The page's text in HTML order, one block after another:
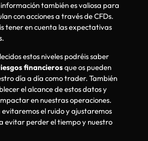
también es valiosa para
con acciones a través de CFDs.
tener en cuenta las expectativas
estos niveles podréis saber
financierosque os pueden
día a día como trader. También
el alcance de estos datos y
en nuestras operaciones.
el ruido y ajustaremos
evitar perder el tiempo y nuestro